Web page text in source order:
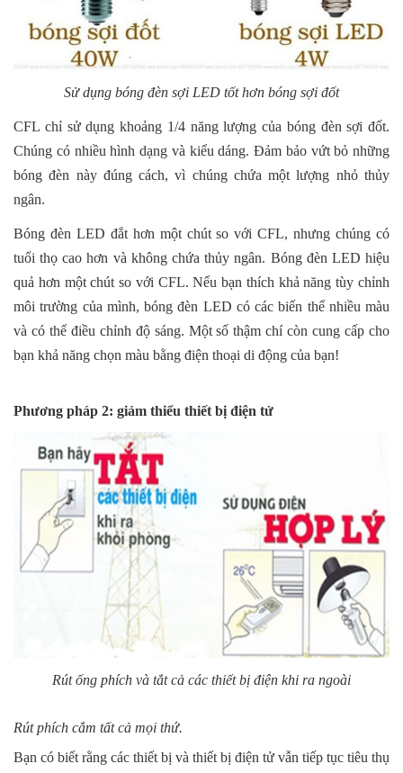
Sử dụng bóng đèn sợi LED tốt hơn bóng sợi đốt
CFL chỉ sử dụng khoảng 1/4 năng lượng của bóng đèn sợi đốt.
Chúng có nhiều hình dạng và kiểu dáng. Đảm bảo vứt bỏ những
bóng đèn này đúng cách, vì chúng chứa một lượng nhỏ thủy
ngân.
Bóng đèn LED đắt hơn một chút so với CFL, nhưng chúng có
tuổi thọ cao hơn và không chứa thủy ngân. Bóng đèn LED hiệu
quả hơn một chút so với CFL. Nếu bạn thích khả năng tùy chỉnh
môi trường của mình, bóng đèn LED có các biến thể nhiều màu
và có thể điều chỉnh độ sáng. Một số thậm chí còn cung cấp cho
bạn khả năng chọn màu bằng điện thoại di động của bạn!
Phương pháp 2: giảm thiểu thiết bị điện tử
Rút ống phích và tắt cả các thiết bị điện khi ra ngoài
Rút phích cắm tất cả mọi thứ.
Bạn có biết rằng các thiết bị và thiết bị điện tử vẫn tiếp tục tiêu thụ